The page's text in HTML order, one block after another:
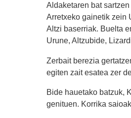
Aldaketaren bat
Arretxeko gainetik zein
Altzi baserriak. Buelta
Urune, Altzubide,
Zerbait berezia
egiten zait esatea zer
Bide hauetako batzuk,
genituen. Korrika